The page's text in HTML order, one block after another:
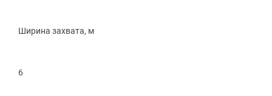
Ширина захвата, м
6